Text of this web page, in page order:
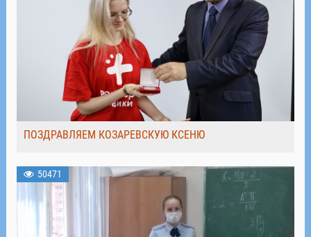
ПОЗДРАВЛЯЕМ КОЗАРЕВСКУЮ КСЕНЮ
50471